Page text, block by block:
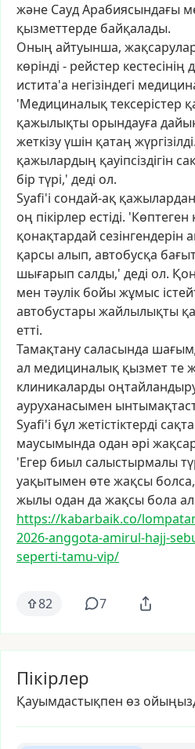
және СаудАрабиясындағы
қызметтерде байқалады.
Оның айтуынша,
көрінді - рейстер кестесінің
истита'а негізіндегі
'Медициналықтексерістер
қажылықты орындауға
жеткізуүшін қатаң жүргізілді.
қажылардың қауіпсіздігін
бір түрі,' деді ол.
Syafi'i сондай-ақ қажылардан
оң пікірлер естіді. 'Көптеген
қонақтардай сезінгендерін
қарсы алып, автобусқа
шығарып салды,' деді ол.
мен тәулік бойы жұмыс
автобустары жайлылықты
етті.
Тамақтану саласында
ал медициналық қызметте
клиникаларды
ауруханасымен
Syafi'i бұл жетістіктерді
маусымында одан әрі
'Егер биыл салыстырмалы
уақытымен өтежақсы болса,
жылы одан да жақсы бола
https://kabarbaik.co/
2026-anggota-amirul-hajj-
seperti-tamu-vip/
82 7
Пікірлер
Қауымдастықпен өз